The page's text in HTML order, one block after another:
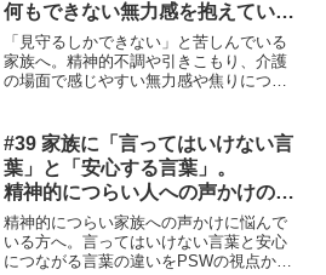
何もできない無力感を抱えている
あなたへ
「見守るしかできない」と苦しんでいる
家族へ。精神的不調や引きこもり、介護
の場面で感じやすい無力感や焦りについ
します。
#39 家族に「言ってはいけない言
葉」と「安心する言葉」。
精神的につらい人への声かけのヒ
ント
精神的につらい家族への声かけに悩んで
いる方へ。言ってはいけない言葉と安心
につながる言葉の違いをPSWの視点から